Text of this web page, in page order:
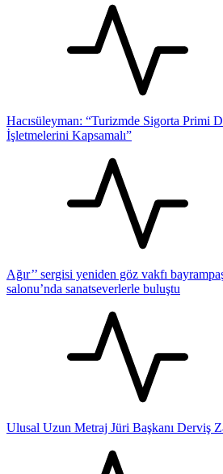
Hacısüleyman: “Turizmde Sigorta Primi
İşletmelerini Kapsamalı”
Ağır’’ sergisi yeniden göz vakfı
salonu’nda sanatseverlerle buluştu
Ulusal Uzun Metraj Jüri Başkanı Derviş